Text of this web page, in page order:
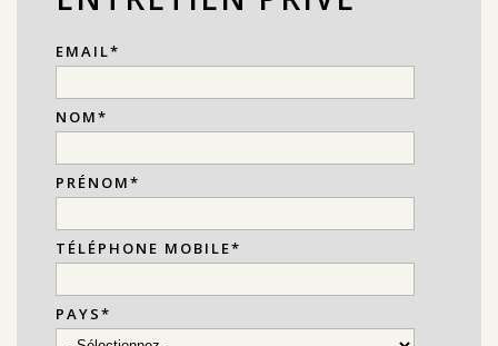
EMAIL*
NOM*
PRÉNOM*
TÉLÉPHONE MOBILE*
PAYS*